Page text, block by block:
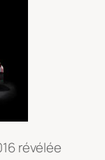
révélée